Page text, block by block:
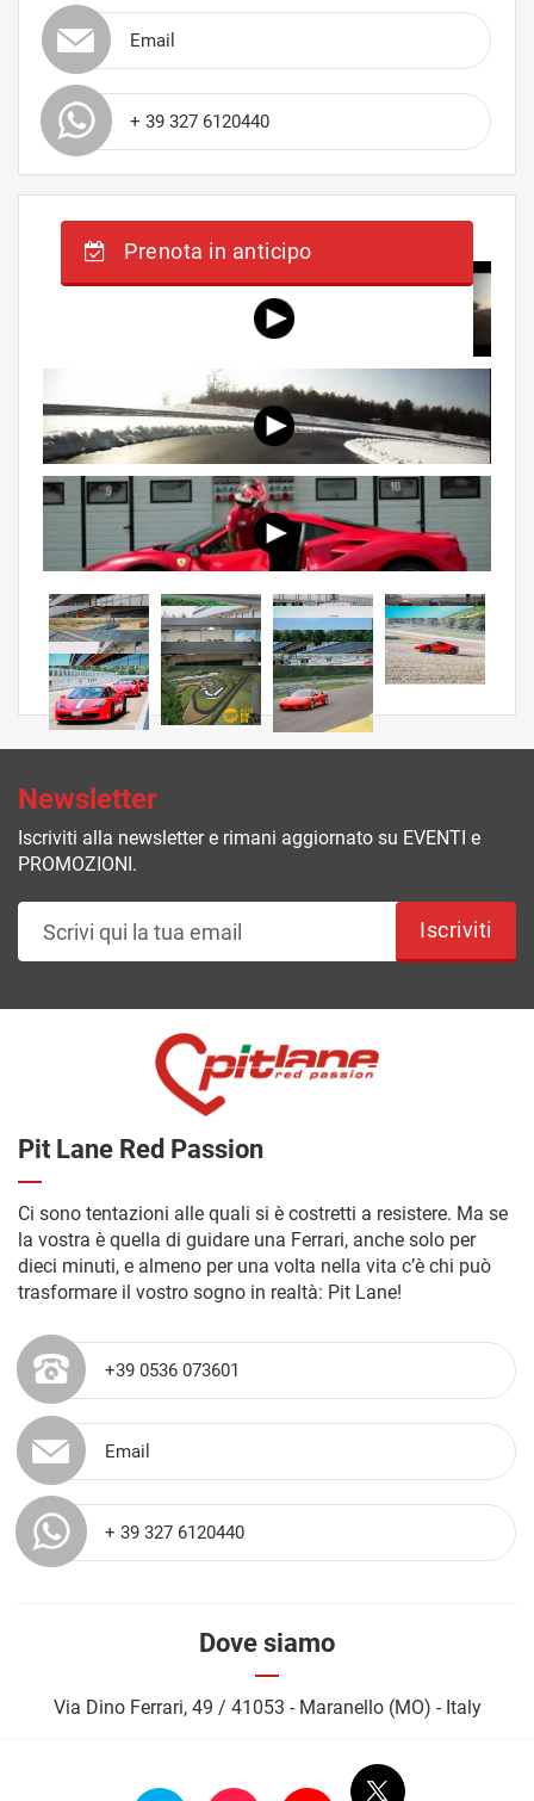
Email
+ 39 327 6120440
Prenota in anticipo
Newsletter
Iscriviti alla newsletter e rimani aggiornato su EVENTI e
PROMOZIONI.
Iscriviti
Pit Lane Red Passion
Ci sono tentazioni alle quali si è costretti a resistere. Ma se
la vostra è quella di guidare una Ferrari, anche solo per
dieci minuti, e almeno per una volta nella vita c’è chi può
trasformare il vostro sogno in realtà: Pit Lane!
+39 0536 073601
Email
+ 39 327 6120440
Dove siamo
Via Dino Ferrari, 49 / 41053 - Maranello (MO) - Italy